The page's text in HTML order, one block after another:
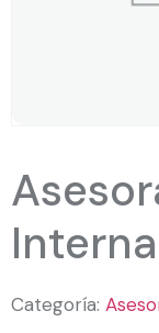
Categoría: